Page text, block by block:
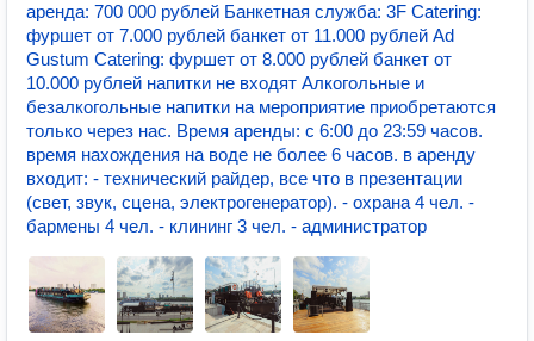
аренда: 700 000 рублей Банкетная служба: 3F Catering:
фуршет от 7.000 рублей банкет от 11.000 рублей Ad
Gustum Catering: фуршет от 8.000 рублей банкет от
10.000 рублей напитки не входят Алкогольные и
безалкогольные напитки на мероприятие приобретаются
только через нас. Время аренды: с 6:00 до 23:59 часов.
время нахождения на воде не более 6 часов. в аренду
входит: - технический райдер, все что в презентации
(свет, звук, сцена, электрогенератор). - охрана 4 чел. -
бармены 4 чел. - клининг 3 чел. - администратор